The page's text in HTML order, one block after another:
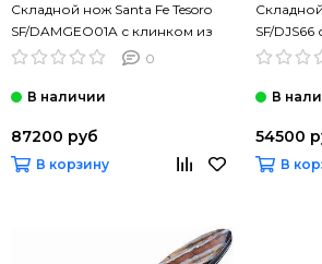
Складной нож Santa Fe Tesoro
SF/DAMGEO01A с клинком из
стали Stainless Damascus,
0
87200 руб
В корзину
SF/
54500
В